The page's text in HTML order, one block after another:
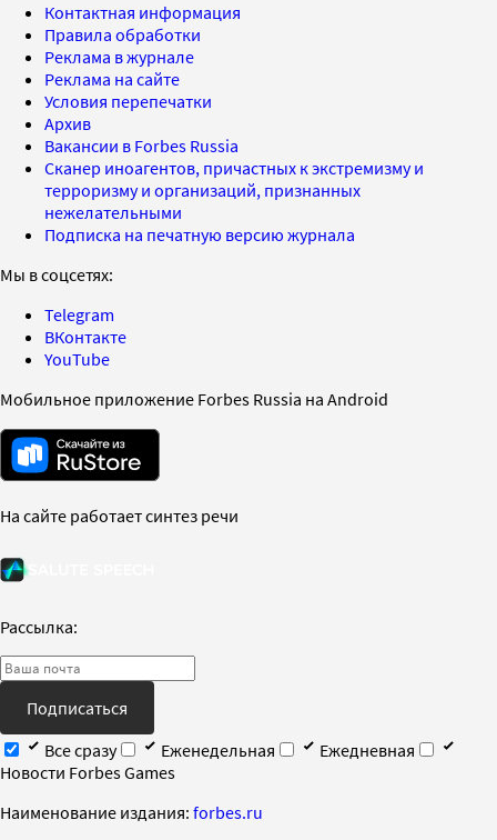
Контактная информация
Правила обработки
Реклама в журнале
Реклама на сайте
Условия перепечатки
Архив
Вакансии в Forbes Russia
Сканер иноагентов, причастных к экстремизму и
терроризму и организаций, признанных
нежелательными
Подписка на печатную версию журнала
Мы в соцсетях:
Telegram
ВКонтакте
YouTube
Мобильное приложение Forbes Russia на Android
На сайте работает синтез речи
Рассылка:
Подписаться
Все сразу
Еженедельная
Ежедневная
Новости Forbes Games
Наименование издания: forbes.ru